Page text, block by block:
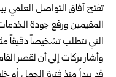
تفتح آفاق التواصل العلمي
المقيمين ورفع جودة
التي تتطلب تشخيصاً دقيقاً
وأشار بركات إلى أن لقصر